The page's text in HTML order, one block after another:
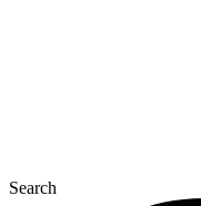
Search